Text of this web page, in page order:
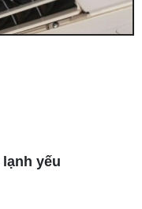
yếu